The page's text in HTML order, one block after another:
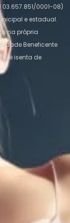
0001-08)
e estadual.
na própria
Beneficente
é isenta de